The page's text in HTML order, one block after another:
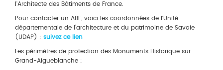
l'Architecte des Bâtiments de France.
Pour contacter un ABF, voici les coordonnées de l'Unité
départementale de l’architecture et du patrimoine de Savoie
(UDAP) : suivez ce lien
Les périmètres de protection des Monuments Historique sur
Grand-Aigueblanche :